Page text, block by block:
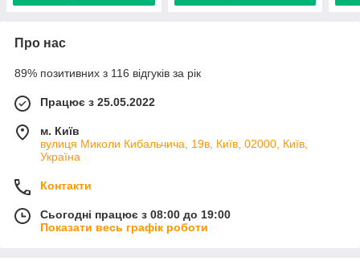
Про нас
89% позитивних з 116 відгуків за рік
Працює з 25.05.2022
м. Київ
вулиця Миколи Кибальчича, 19в, Київ, 02000, Київ,
Україна
Контакти
Сьогодні працює з 08:00 до 19:00
Показати весь графік роботи